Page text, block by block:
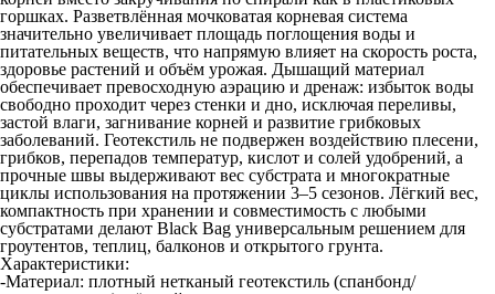
горшках. Разветвлённая мочковатая корневая система
значительно увеличивает площадь поглощения воды и
питательных веществ, что напрямую влияет на скорость роста,
здоровье растений и объём урожая. Дышащий материал
обеспечивает превосходную аэрацию и дренаж: избыток воды
свободно проходит через стенки и дно, исключая переливы,
застой влаги, загнивание корней и развитие грибковых
заболеваний. Геотекстиль не подвержен воздействию плесени,
грибков, перепадов температур, кислот и солей удобрений, а
прочные швы выдерживают вес субстрата и многократные
циклы использования на протяжении 3–5 сезонов. Лёгкий вес,
компактность при хранении и совместимость с любыми
субстратами делают Black Bag универсальным решением для
гроутентов, теплиц, балконов и открытого грунта.
Характеристики:
-Материал: плотный нетканый геотекстиль (спанбонд/